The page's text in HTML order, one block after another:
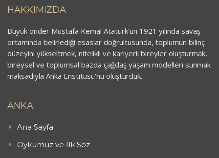
HAKKIMIZDA
Büyük önder Mustafa Kemal Atatürk’ün 1921 yılında savaş
ortamında belirlediği esaslar doğrultusunda, toplumun bilinç
düzeyini yükseltmek, nitelikli ve kariyerli bireyler oluşturmak,
bireysel ve toplumsal bazda çağdaş yaşam modelleri sunmak
maksadıyla Anka Enstitüsü’nü oluşturduk.
ANKA
Ana Sayfa
Öykümüz ve İlk Söz